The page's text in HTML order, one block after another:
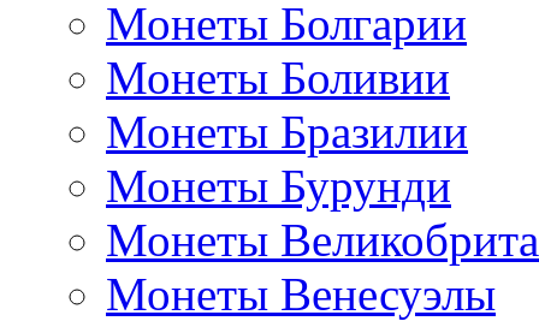
Монеты Болгарии
Монеты Боливии
Монеты Бразилии
Монеты Бурунди
Монеты
Монеты Венесуэлы